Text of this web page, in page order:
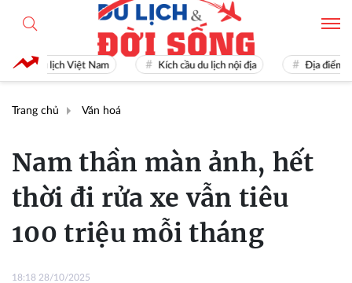
Du lịch Việt Nam Kích cầu du lịch nội địa Địa điểm du
Trang chủ Văn hoá
Nam thần màn ảnh, hết
thời đi rửa xe vẫn tiêu
100 triệu mỗi tháng
18:18 28/10/2025